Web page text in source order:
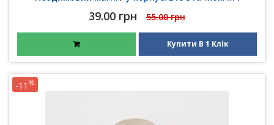
39.00 грн 55.00 грн
Купити В 1 Клік
-11 %